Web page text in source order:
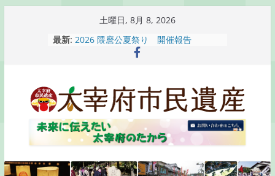
プ
土曜日, 8月 8, 2026
最新: 2026 隈麿公夏祭り 開催報告
通古賀歴史勉強会が開催されます
梅香苑夏まつり子どもみこし開催のお
知らせ
木うそ絵付け体験のお知らせ